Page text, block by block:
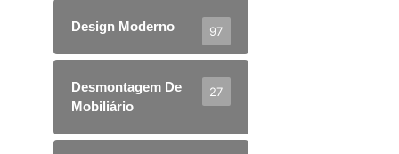
Design Moderno 97
Desmontagem De
Mobiliário
27